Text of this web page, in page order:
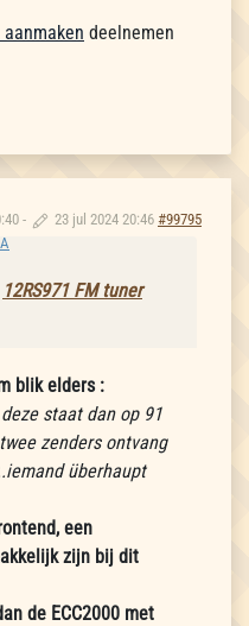
deelnemen
- 23 jul 2024 20:46 #99795
12RS971 FM tuner
blik elders :
staat dan op 91
zenders ontvang
überhaupt
een
zijn bij dit
de ECC2000 met